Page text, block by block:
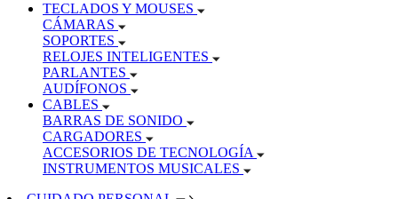
TECLADOS Y MOUSES
CÁMARAS
SOPORTES
RELOJES INTELIGENTES
PARLANTES
AUDÍFONOS
CABLES
BARRAS DE SONIDO
CARGADORES
ACCESORIOS DE TECNOLOGÍA
INSTRUMENTOS MUSICALES